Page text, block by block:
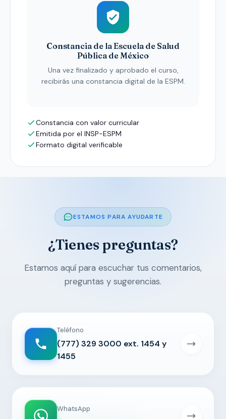
Constancia de la Escuela de Salud
Pública de México
Una vez finalizado y aprobado el curso,
recibirás una constancia digital de la ESPM.
Constancia con valor curricular
Emitida por el INSP-ESPM
Formato digital verificable
ESTAMOS PARA AYUDARTE
¿Tienes preguntas?
Estamos aquí para escuchar tus comentarios,
preguntas y sugerencias.
Teléfono
(777) 329 3000 ext. 1454 y
1455
WhatsApp